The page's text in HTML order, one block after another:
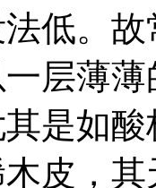
低。
层薄
是如
皮，